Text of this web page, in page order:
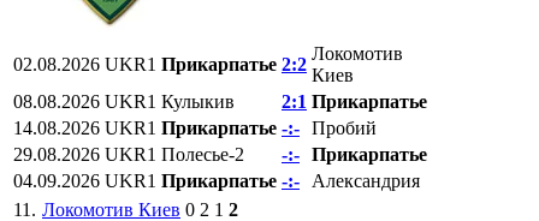
02.08.2026 UKR1 Прикарпатье 2:2
Локомотив
Киев
08.08.2026 UKR1 Кулыкив 2:1 Прикарпатье
14.08.2026 UKR1 Прикарпатье -:- Пробий
29.08.2026 UKR1 Полесье-2 -:- Прикарпатье
04.09.2026 UKR1 Прикарпатье -:-
Александрия
11. Локомотив Киев 0 2 1 2